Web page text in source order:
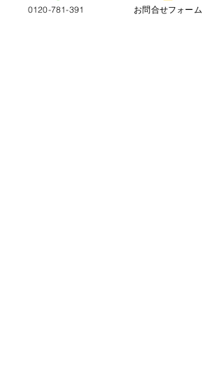
0120-781-391 お問合せフォーム